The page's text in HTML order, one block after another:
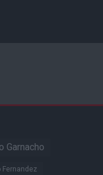
Garnacho
Fernandez